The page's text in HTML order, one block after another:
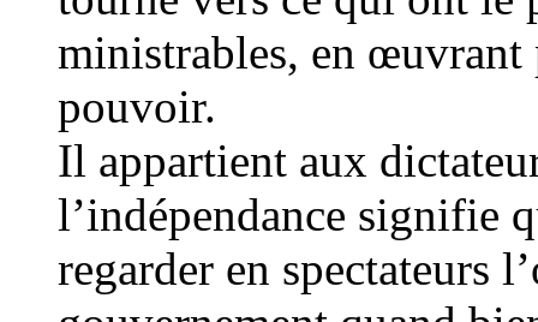
ministrables, en
pouvoir.
Il appartient aux
l’indépendance signifie
regarder en spectateurs